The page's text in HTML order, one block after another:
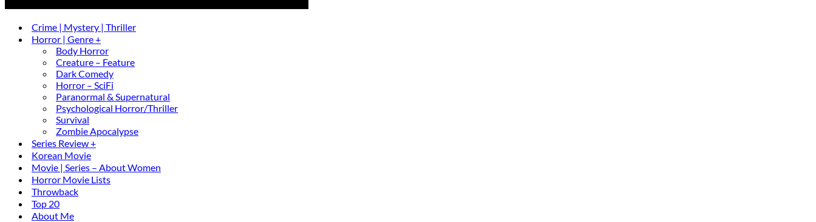
Crime | Mystery | Thriller
Horror | Genre +
Body Horror
Creature – Feature
Dark Comedy
Horror – SciFi
Paranormal & Supernatural
Psychological Horror/Thriller
Survival
Zombie Apocalypse
Series Review +
Korean Movie
Movie | Series – About Women
Horror Movie Lists
Throwback
Top 20
About Me